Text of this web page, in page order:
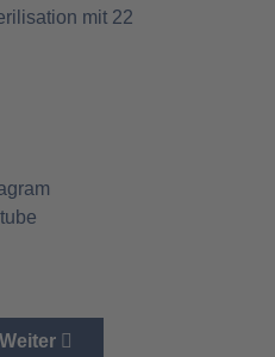
mit 22
Pädophilenexperte
Nächster Beitrag: Kranke
Weiter